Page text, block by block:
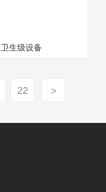
卫生级设备
22 >